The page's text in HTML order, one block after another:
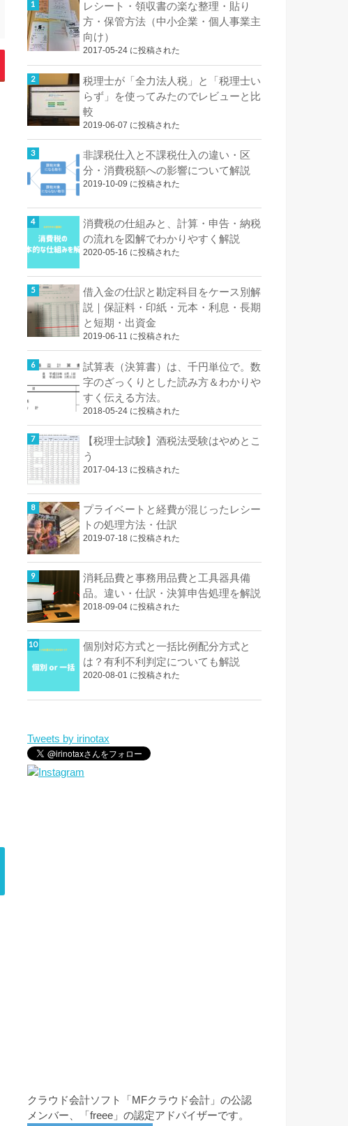
レシート・領収書の楽な整理・貼り
方・保管方法（中小企業・個人事業主
向け）
2017-05-24 に投稿された
税理士が「全力法人税」と「税理士い
らず」を使ってみたのでレビューと比
較
2019-06-07 に投稿された
非課税仕入と不課税仕入の違い・区
分・消費税額への影響について解説
2019-10-09 に投稿された
消費税の仕組みと、計算・申告・納税
の流れを図解でわかりやすく解説
2020-05-16 に投稿された
借入金の仕訳と勘定科目をケース別解
説｜保証料・印紙・元本・利息・長期
と短期・出資金
2019-06-11 に投稿された
試算表（決算書）は、千円単位で。数
字のざっくりとした読み方＆わかりや
すく伝える方法。
2018-05-24 に投稿された
【税理士試験】酒税法受験はやめとこ
う
2017-04-13 に投稿された
プライベートと経費が混じったレシー
トの処理方法・仕訳
2019-07-18 に投稿された
消耗品費と事務用品費と工具器具備
品。違い・仕訳・決算申告処理を解説
2018-09-04 に投稿された
個別対応方式と一括比例配分方式と
は？有利不利判定についても解説
2020-08-01 に投稿された
Tweets by irinotax
クラウド会計ソフト「MFクラウド会計」の公認
メンバー、「freee」の認定アドバイザーです。